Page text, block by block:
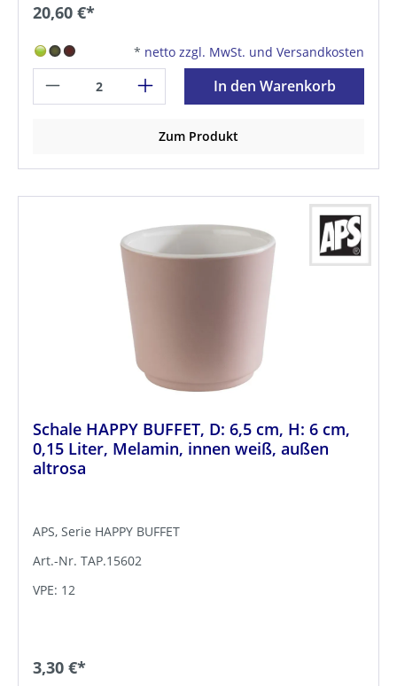
20,60 €*
* netto zzgl. MwSt. und Versandkosten
In den Warenkorb
Zum Produkt
Schale HAPPY BUFFET, D: 6,5 cm, H: 6 cm,
0,15 Liter, Melamin, innen weiß, außen
altrosa
APS, Serie HAPPY BUFFET
Art.-Nr. TAP.15602
VPE: 12
3,30 €*